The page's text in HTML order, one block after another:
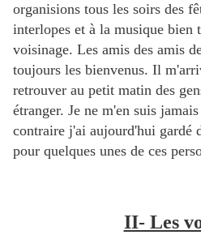
organisions tous les soirs des
interlopes et à la musique bien
voisinage. Les amis des amis
toujours les bienvenus. Il
retrouver au petit matin des
étranger. Je ne m'en suis
contraire j'ai aujourd'hui gardé
pour quelques unes de ces
II- Les